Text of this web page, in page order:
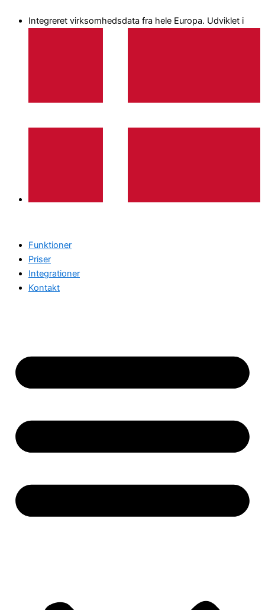
Integreret virksomhedsdata fra hele Europa. Udviklet i
Funktioner
Priser
Integrationer
Kontakt